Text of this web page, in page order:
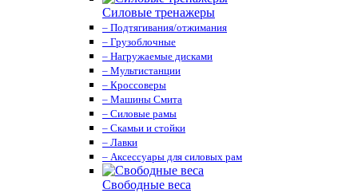
Силовые тренажеры
– Подтягивания/отжимания
– Грузоблочные
– Нагружаемые дисками
– Мультистанции
– Кроссоверы
– Машины Смита
– Силовые рамы
– Скамьи и стойки
– Лавки
– Аксессуары для силовых рам
Свободные веса